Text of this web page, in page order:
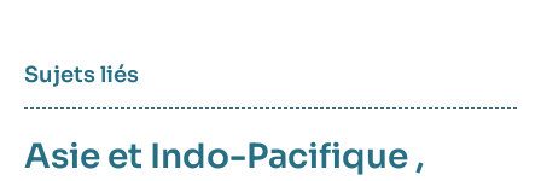
Sujets liés
Asie et Indo-Pacifique ,